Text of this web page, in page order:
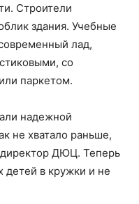
Строители
здания. Учебные
лад,
со
паркетом.
надежной
не хватало раньше,
директор ДЮЦ. Теперь
детей в кружки и не